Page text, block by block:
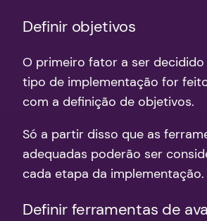
Definir objetivos
O primeiro fator a ser
tipo de implementação for
com a definição de objetivos.
Só a partir disso que as
adequadas poderão ser
cada etapa da implementação.
Definir ferramentas de